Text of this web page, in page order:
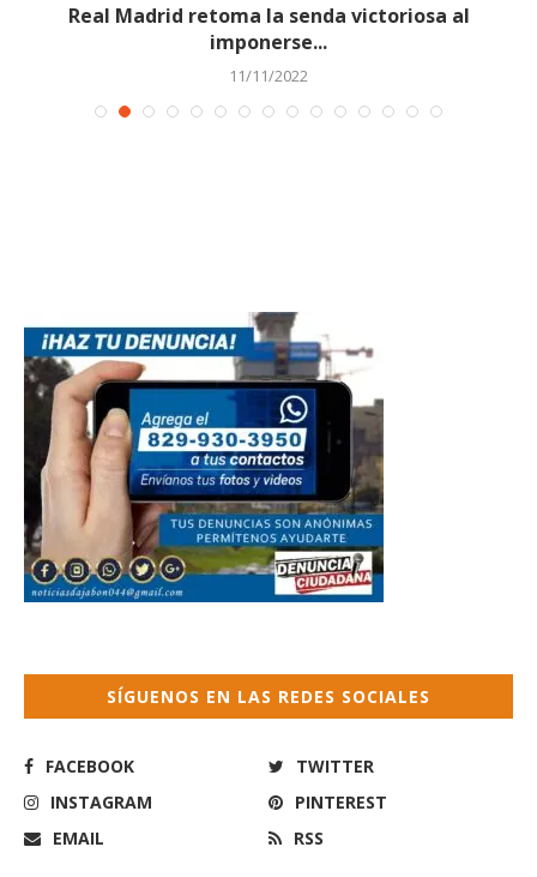
Real Madrid retoma la senda victoriosa al
imponerse...
11/11/2022
SÍGUENOS EN LAS REDES SOCIALES
FACEBOOK
TWITTER
INSTAGRAM
PINTEREST
EMAIL
RSS